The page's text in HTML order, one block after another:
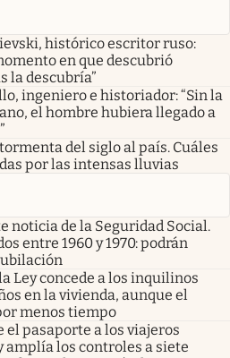
histórico escritor ruso:
en que descubrió
la descubría”
ingeniero e historiador: “Sin la
el hombre hubiera llegado a
del siglo al país. Cuáles
por las intensas lluvias
noticia de la Seguridad Social.
entre 1960 y 1970: podrán
Ley concede a los inquilinos
en la vivienda, aunque el
menos tiempo
el pasaporte a los viajeros
amplía los controles a siete